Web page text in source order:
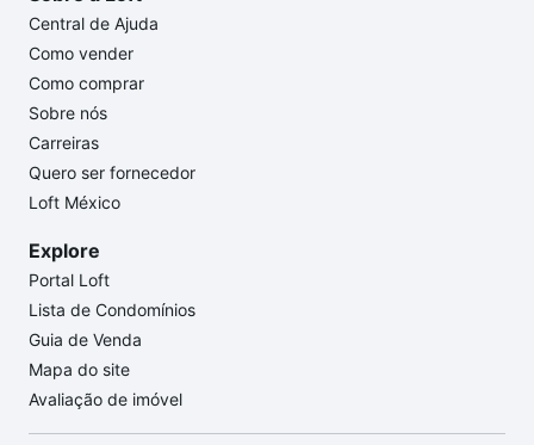
Central de Ajuda
Como vender
Como comprar
Sobre nós
Carreiras
Quero ser fornecedor
Loft México
Explore
Portal Loft
Lista de Condomínios
Guia de Venda
Mapa do site
Avaliação de imóvel